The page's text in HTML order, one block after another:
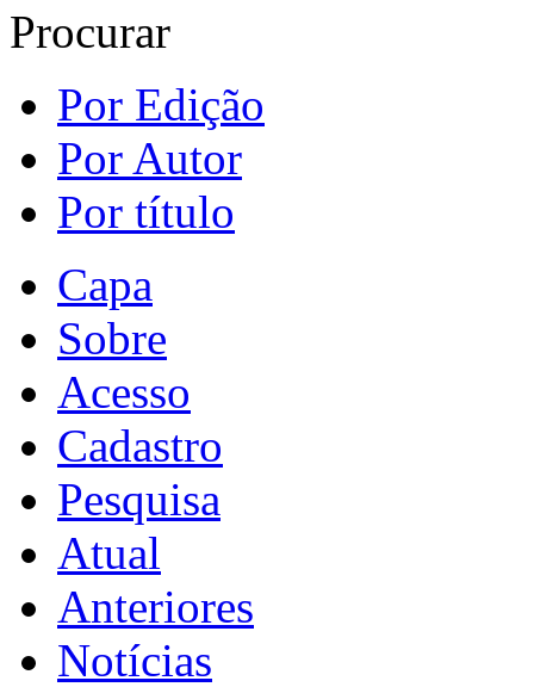
Procurar
Por Edição
Por Autor
Por título
Capa
Sobre
Acesso
Cadastro
Pesquisa
Atual
Anteriores
Notícias